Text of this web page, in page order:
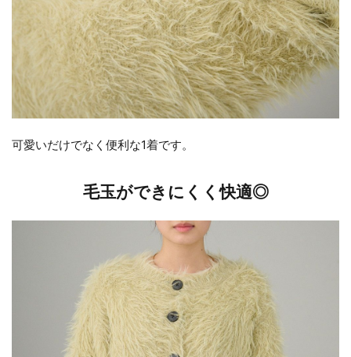
可愛いだけでなく便利な1着です。
毛玉ができにくく快適◎